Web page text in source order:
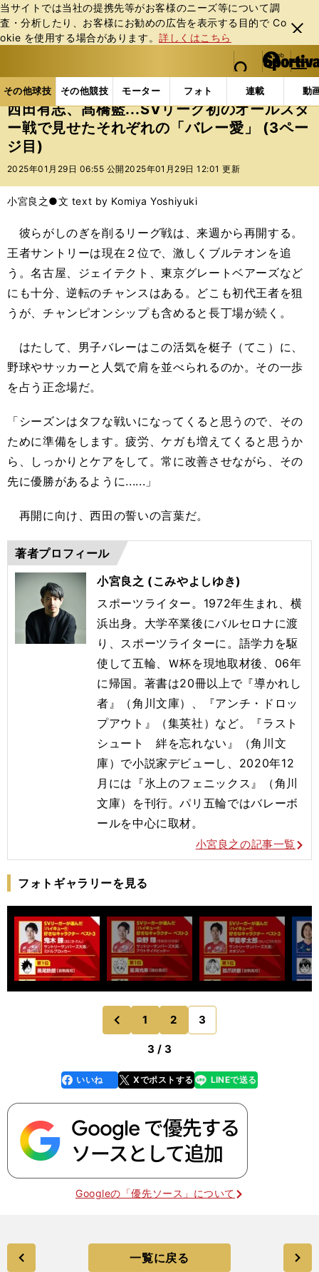
当サイトでは当社の提携先等がお客様のニーズ等について調
査・分析したり、お客様にお勧めの広告を表⽰する⽬的で Co
okie を使⽤する場合があります。詳しくはこちら
閉じ
る
web Sportiva (webスポルティーバ)
検索
マイペ
ー
ジ
メニュ
その他球技 その他競技 モーター フォト 連載 動
ス
ポ
ル
テ
ー
バ
その他球技の記事一覧 バレー 西田有志、髙橋藍
西田有志、髙橋藍...SVリーグ初のオールスタ
ー戦で見せたそれぞれの「バレー愛」 (3ペー
ジ目)
2025年01月29日 06:55 公開 2025年01月29日 12:01 更新
小宮良之●文 text by Komiya Yoshiyuki
彼らがしのぎを削るリーグ戦は、来週から再開する。
王者サントリーは現在２位で、激しくブルテオンを追
う。名古屋、ジェイテクト、東京グレートベアーズなど
にも十分、逆転のチャンスはある。どこも初代王者を狙
うが、チャンピオンシップも含めると長丁場が続く。
はたして、男子バレーはこの活気を梃子（てこ）に、
野球やサッカーと人気で肩を並べられるのか。その一歩
を占う正念場だ。
「シーズンはタフな戦いになってくると思うので、その
ために準備をします。疲労、ケガも増えてくると思うか
ら、しっかりとケアをして。常に改善させながら、その
先に優勝があるように......」
再開に向け、西田の誓いの言葉だ。
著者プロフィール
小宮良之 (こみやよしゆき)
スポーツライター。1972年生まれ、横
浜出身。大学卒業後にバルセロナに渡
り、スポーツライターに。語学力を駆
使して五輪、Ｗ杯を現地取材後、06年
に帰国。著書は20冊以上で『導かれし
者』（角川文庫）、『アンチ・ドロッ
プアウト』（集英社）など。『ラスト
シュート 絆を忘れない』（角川文
庫）で小説家デビューし、2020年12
月には『氷上のフェニックス』（角川
文庫）を刊行。パリ五輪ではバレーボ
ールを中心に取材。
小宮良之の記事一覧
フォトギャラリーを見る
前
のページへ
1 2 3
3 / 3
faceboo
k
いいね Xでポストする
line LINEで送る
Googleの「優先ソース」について
一覧に戻る